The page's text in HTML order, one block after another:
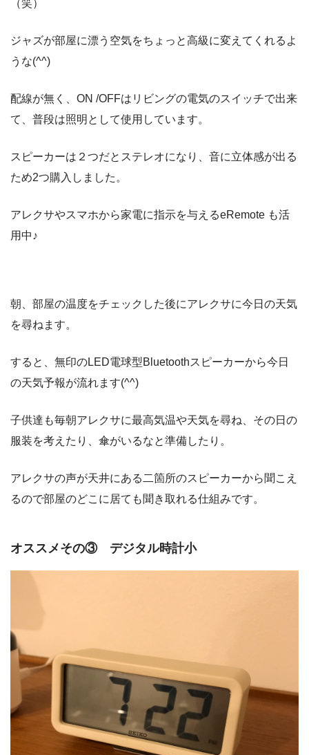
（笑）
ジャズが部屋に漂う空気をちょっと高級に変えてくれるよ
うな(^^)
配線が無く、ON /OFFはリビングの電気のスイッチで出来
て、普段は照明として使用しています。
スピーカーは２つだとステレオになり、音に立体感が出る
ため2つ購入しました。
アレクサやスマホから家電に指示を与えるeRemote も活
用中♪
朝、部屋の温度をチェックした後にアレクサに今日の天気
を尋ねます。
すると、無印のLED電球型Bluetoothスピーカーから今日
の天気予報が流れます(^^)
子供達も毎朝アレクサに最高気温や天気を尋ね、その日の
服装を考えたり、傘がいるなと準備したり。
アレクサの声が天井にある二箇所のスピーカーから聞こえ
るので部屋のどこに居ても聞き取れる仕組みです。
オススメその③ デジタル時計小